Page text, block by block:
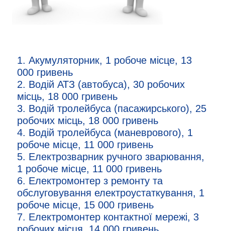
1. Акумуляторник, 1 робоче місце, 13
000 гривень
2. Водій АТЗ (автобуса), 30 робочих
місць, 18 000 гривень
3. Водій тролейбуса (пасажирського), 25
робочих місць, 18 000 гривень
4. Водій тролейбуса (маневрового), 1
робоче місце, 11 000 гривень
5. Електрозварник ручного зварювання,
1 робоче місце, 11 000 гривень
6. Електромонтер з ремонту та
обслуговування електроустаткування, 1
робоче місце, 15 000 гривень
7. Електромонтер контактної мережі, 3